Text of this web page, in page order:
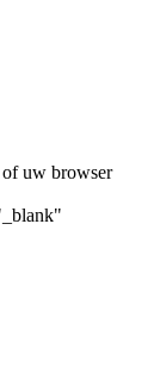
of uw browser